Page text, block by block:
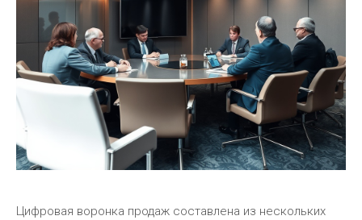
Цифровая воронка продаж составлена из нескольких